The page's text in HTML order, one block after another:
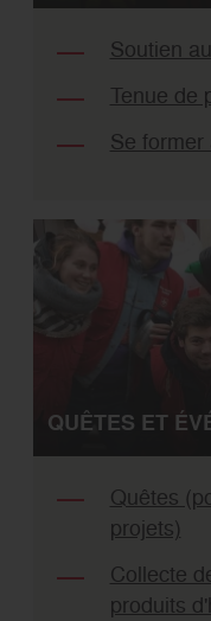
Soutien
Tenue de
Se
QUÊTES ET
Quêtes
projets)
Collecte
produits